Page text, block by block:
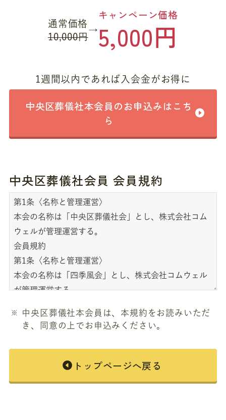
通常価格
10,000円
→
キャンペーン価格
5,000円
1週間以内であれば入会金がお得に
中央区葬儀社本会員のお申込みはこち
ら
中央区葬儀社会員 会員規約
中央区葬儀社本会員は、本規約をお読みいただ
き、同意の上でお申込みください。
トップページへ戻る